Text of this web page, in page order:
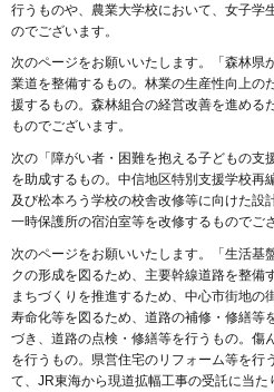
行うものや、農業大学校において、女子学
のでございます。
次のページをお願いいたします。「森林県
業道を整備するもの。林業の生産性向上の
援するもの。森林組合の経営改善を進める
ものでございます。
次の「障がい者・困難を抱える子どもの支
を助成するもの。中信地区特別支援学校再
及び松本ろう学校の校舎改修等に向けた設
一時保護所の宿泊室等を改修するものでご
次のページをお願いいたします。「生活基
クの形成を図るため、主要幹線道路を整備
まちづくりを推進するため、中心市街地の
寿命化等を図るため、道路の補修・修繕等
づき、道路の点検・修繕等を行うもの。傷
を行うもの。県営住宅のリフォーム等を行
て、JR東海から現道拡幅工事の受託に当